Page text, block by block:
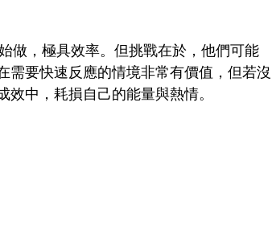
做，極具效率。但挑戰在於，他們可能
要快速反應的情境非常有價值，但若沒
中，耗損自己的能量與熱情。